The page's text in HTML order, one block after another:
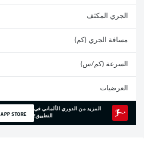
الجري المكثف
مسافة الجري (كم)
السرعة (كم/س)
العرضيات
المزيد من الدوري الألماني في
التطبيق!
APP STORE